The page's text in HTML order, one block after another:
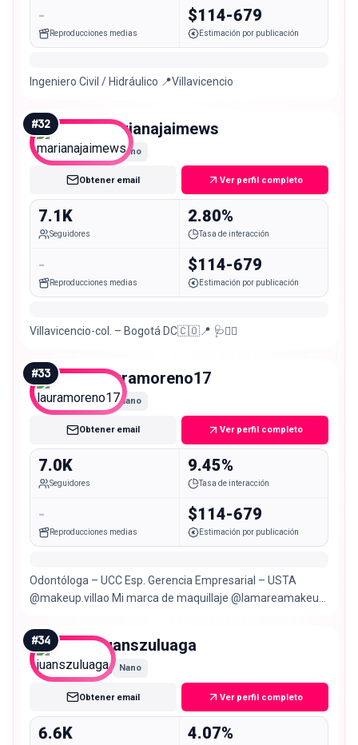
-
Reproducciones medias
$114-679
Estimación por publicación
Ingeniero Civil / Hidráulico 📍Villavicencio
#32 marianajaimews
Nano
Obtener email Ver perfil completo
7.1K
Seguidores
2.80%
Tasa de interacción
-
Reproducciones medias
$114-679
Estimación por publicación
Villavicencio-col. – Bogotá DC🇨🇴📍 🩺👩‍⚕️
#33 lauramoreno17
Nano
Obtener email Ver perfil completo
7.0K
Seguidores
9.45%
Tasa de interacción
-
Reproducciones medias
$114-679
Estimación por publicación
Odontóloga – UCC Esp. Gerencia Empresarial – USTA
@makeup.villao Mi marca de maquillaje @lamareamakeup
#34 juanszuluaga
Nano
Obtener email Ver perfil completo
6.6K 4.07%